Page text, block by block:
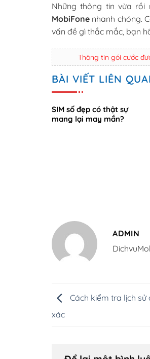
Những thông tin vừa rồi
MobiFone nhanh chóng.
vấn đề gì thắc mắc, bạn
Thông tin gói cước
BÀI VIẾT LIÊN
SIM số đẹp có thật sự
mang lại may mắn?
ADMIN
Cách kiểm tra lịch sử
xác